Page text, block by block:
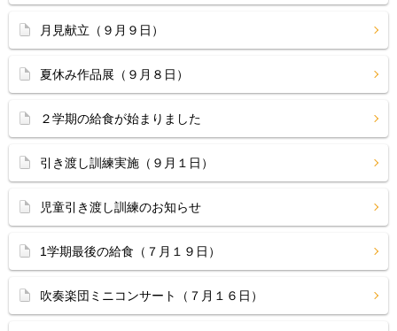
月見献立（９月９日）
夏休み作品展（９月８日）
２学期の給食が始まりました
引き渡し訓練実施（９月１日）
児童引き渡し訓練のお知らせ
1学期最後の給食（７月１９日）
吹奏楽団ミニコンサート（７月１６日）